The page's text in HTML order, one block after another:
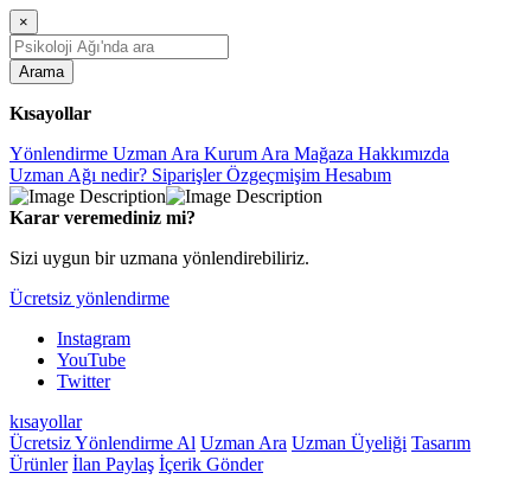
×
Arama
Kısayollar
Yönlendirme Uzman Ara Kurum Ara Mağaza Hakkımızda
Uzman Ağı nedir? SiparişlerÖzgeçmişim Hesabım
Karar veremediniz mi?
Sizi uygun bir uzmana yönlendirebiliriz.
Ücretsiz yönlendirme
Instagram
YouTube
Twitter
kısayollar
Ücretsiz Yönlendirme Al Uzman Ara Uzman Üyeliği Tasarım
Ürünler İlan Paylaş İçerik Gönder